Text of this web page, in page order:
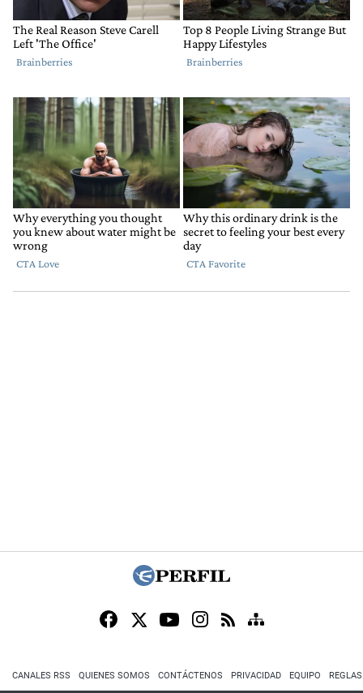
CANALES RSS QUIENES SOMOS CONTÁCTENOS PRIVACIDAD EQUIPO